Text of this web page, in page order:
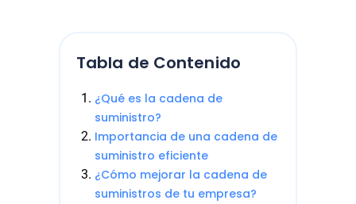
Tabla de Contenido
¿Qué es la cadena de
suministro?
Importancia de una cadena de
suministro eficiente
¿Cómo mejorar la cadena de
suministros de tu empresa?